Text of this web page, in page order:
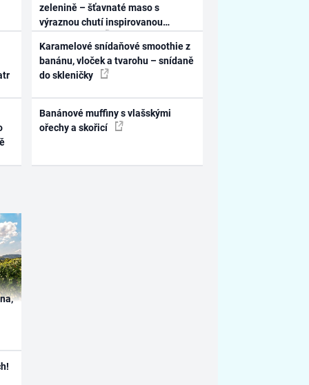
zelenině – šťavnaté maso s
výraznou chutí inspirovanou
Karamelové snídaňové smoothie z
banánu, vloček a tvarohu – snídaně
do skleničky
Banánové muffiny s vlašskými
ořechy a skořicí